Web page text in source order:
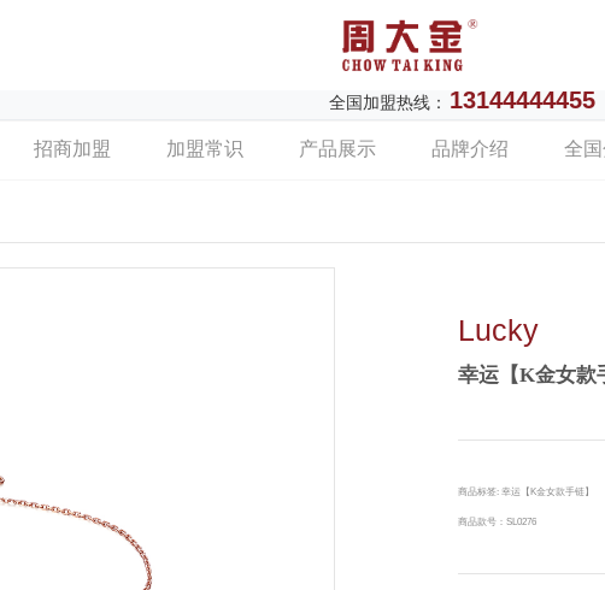
全国加盟热线： 13144444455
招商加盟 加盟常识 产品展示 品牌介绍 全
Lucky
幸运【K金女款
商品标签: 幸运【K金女款手链】
商品款号：SL0276